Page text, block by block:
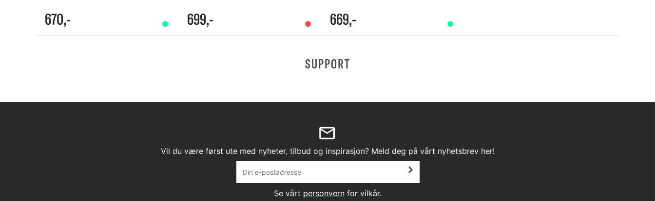
670,- 699,- 669,-
SUPPORT
Vil du være først ute med nyheter, tilbud og inspirasjon? Meld deg på vårt nyhetsbrev her!
Se vårt personvernfor vilkår.